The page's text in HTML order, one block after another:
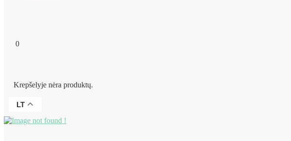
0
Krepšelyje nėra produktų.
LT